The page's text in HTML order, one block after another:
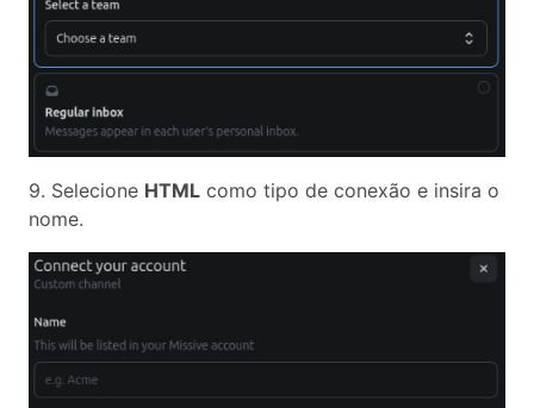
9. Selecione HTML como tipo de conexão e insira o
nome.